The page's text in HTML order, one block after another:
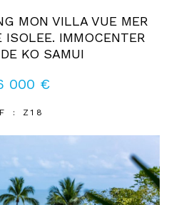
MON VILLA VUE MER
ISOLEE. IMMOCENTER
KO SAMUI
000 €
: Z18
Nouveautés